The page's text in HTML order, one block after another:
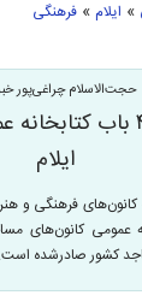
» ایلام » فرهنگی
حجت‌الاسلام چراغی‌پور
صدور تمدید مجوز ۴۰
ایلام
کانون‌های فرهنگی و
باب کتابخانه عمومی
کشور صادرشده است.